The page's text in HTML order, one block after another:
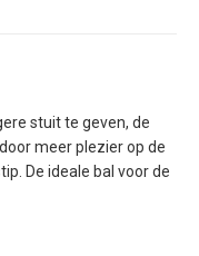
stuit te geven, de
meer plezier op de
De ideale bal voor de